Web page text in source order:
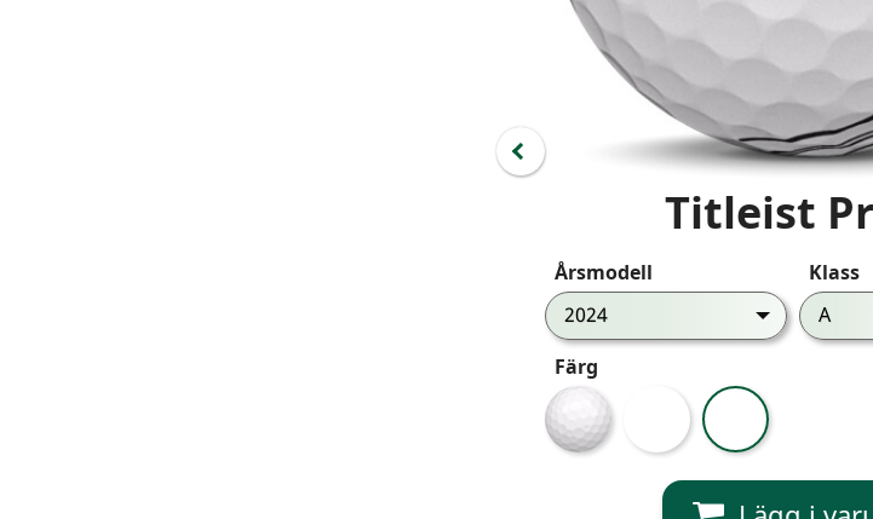
Titleist
Årsmodell
2024
Klass
A
Färg
Vit Gul
Align
V1